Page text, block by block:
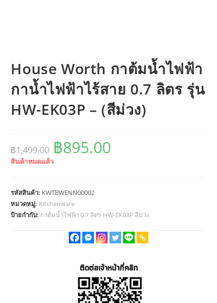
House Worth กาต้มน้ำไฟฟ้า
กาน้ำไฟฟ้าไร้สาย 0.7 ลิตร รุ่น
HW-EK03P – (สีม่วง)
฿1,499.00
Original
price
was:
฿1,499.00.
฿895.00
สินค้าหมดแล้ว
รหัสสินค้า: KWTBWENN00002
หมวดหมู่: Kitchenware
ป้ายกำกับ: กาต้มน้ำไฟฟ้า 0.7 ลิตร HW-EK03P สีม่วง